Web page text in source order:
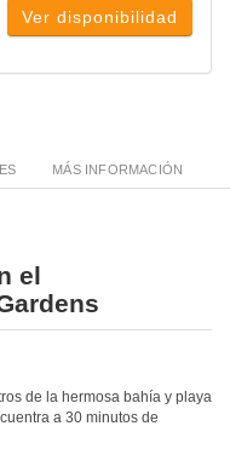
Ver disponibilidad
MÁS INFORMACIÓN
el
de la hermosa bahía y playa
a 30 minutos de